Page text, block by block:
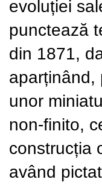
evoluției
punctează
din 1871,
aparținând,
unor
non-finito,
construcția
având